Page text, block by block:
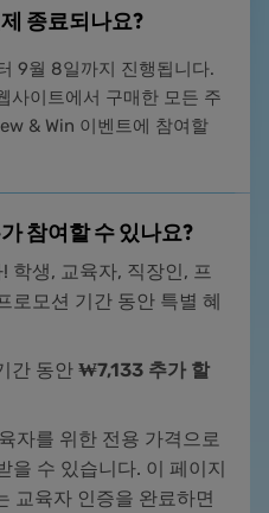
종료되나요?
9월 8일까지 진행됩니다.
사이트에서 구매한 모든 주
& Win 이벤트에 참여할
참여할 수 있나요?
학생, 교육자, 직장인, 프
로모션 기간 동안 특별 혜
간 동안 ₩7,133 추가 할
자를 위한 전용 가격으로
을 수 있습니다. 이 페이지
교육자 인증을 완료하면